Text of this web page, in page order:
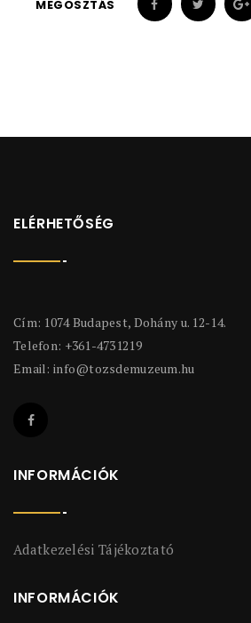
MEGOSZTÁS
ELÉRHETŐSÉG
Cím: 1074 Budapest, Dohány u. 12-14.
Telefon: +361-4731219
Email: info@tozsdemuzeum.hu
INFORMÁCIÓK
Adatkezelési Tájékoztató
INFORMÁCIÓK